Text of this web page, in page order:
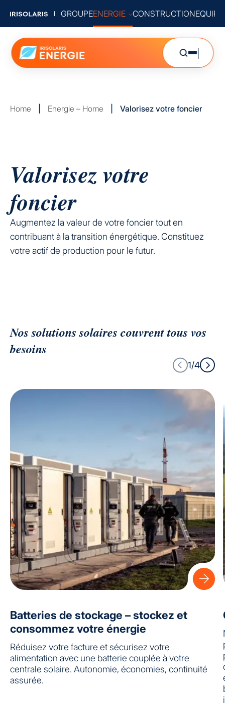
GROUPEENERGIE CONSTRUCTION
Home Energie – Home Valorisez votre foncier
Valorisez votre
foncier
Augmentez la valeur de votre foncier tout en
contribuant à la transition énergétique. Constituez
votre actif de production pour le futur.
Nos solutions solaires couvrent tous vos
besoins
1/4
Batteries de stockage – stockez et
consommez votre énergie
Réduisez votre facture et sécurisez votre
alimentation avec une batterie couplée à votre
centrale solaire. Autonomie, économies, continuité
assurée.